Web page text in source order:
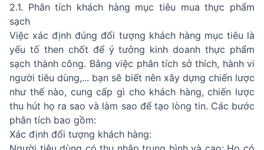
2.1. Phân tích khách hàng mục tiêu mua thực phẩm
sạch
Việc xác định đúng đối tượng khách hàng mục tiêu là
yếu tố then chốt để ý tưởng kinh doanh thực phẩm
sạch thành công. Bằng việc phân tích sở thích, hành vi
người tiêu dùng,... bạn sẽ biết nên xây dựng chiến lược
như thế nào, cung cấp gì cho khách hàng, chiến lược
thu hút họ ra sao và làm sao để tạo lòng tin. Các bước
phân tích bao gồm:
Xác định đối tượng khách hàng: